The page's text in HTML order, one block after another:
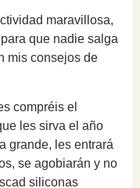
maravillosa,
que nadie salga
mis consejos de
compréis el
les sirva el año
grande, les entrará
se agobiarán y no
siliconas